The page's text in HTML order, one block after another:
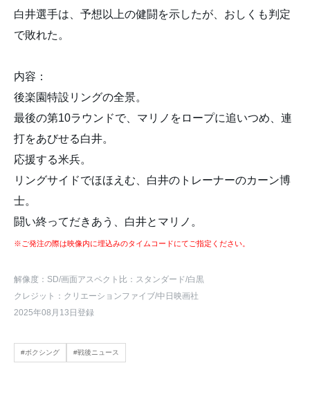
白井選手は、予想以上の健闘を示したが、おしくも判定
で敗れた。
内容：
後楽園特設リングの全景。
最後の第10ラウンドで、マリノをロープに追いつめ、連
打をあびせる白井。
応援する米兵。
リングサイドでほほえむ、白井のトレーナーのカーン博
士。
闘い終ってだきあう、白井とマリノ。
※ご発注の際は映像内に埋込みのタイムコードにてご指定ください。
解像度：SD/画面アスペクト比：スタンダード/白黒
クレジット：クリエーションファイブ/中日映画社
2025年08月13日登録
#ボクシング #戦後ニュース